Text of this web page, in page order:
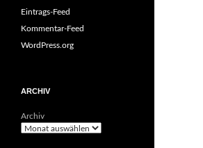
Eintrags-Feed
Kommentar-Feed
WordPress.org
ARCHIV
Archiv